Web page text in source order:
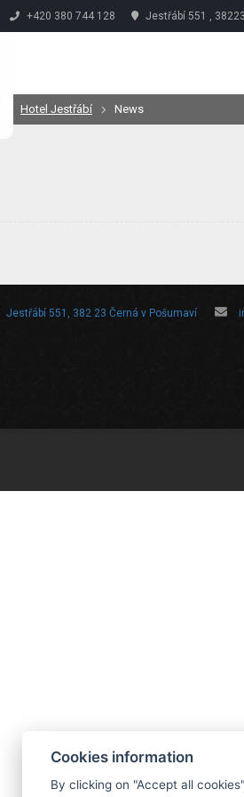
+420 380 744 128 Jestřábí 551 ,
Hotel Jestřábí News
Jestřábí 551, 382 23 Černá v Pošumaví
Cookies information
By clicking on "Accept all